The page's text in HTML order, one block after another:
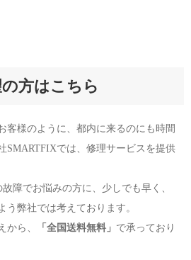
方はこちら
客様のように、都内に来るのにも時間
SMARTFIXでは、修理サービスを提供
障でお悩みの方に、少しでも早く、
う弊社では考えております。
から、
「全国送料無料」 で承っており